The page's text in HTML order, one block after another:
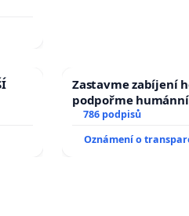
Zastavme zabíjení
podpořme
786 podpisů
Oznámení o